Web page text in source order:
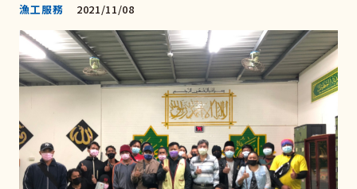
漁工服務 2021/11/08